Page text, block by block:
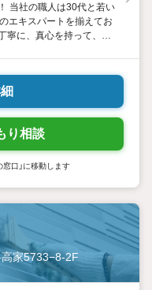
当社の職人は30代と若い
エキスパートを揃えてお
寧に、真心を持って、適
り相談
口」に移動します
家5733−8‐2F